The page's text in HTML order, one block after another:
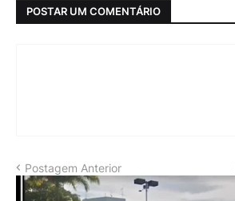
POSTAR UM COMENTÁRIO
Postagem Anterior